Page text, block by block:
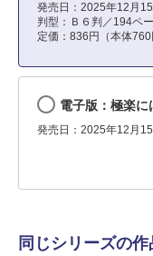
発売日：2025年12月15
判型：Ｂ６判／194ペ
定価：836円（本体760
電子版：極楽
発売日：2025年12月15
同じシリーズの作